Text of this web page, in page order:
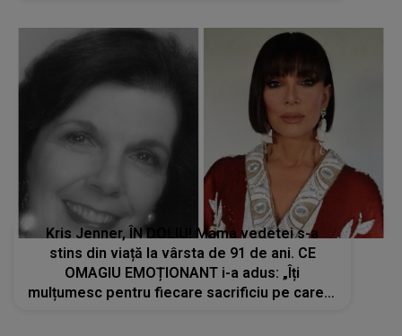
Kris Jenner, ÎN DOLIU! Mama vedetei s-a
stins din viață la vârsta de 91 de ani. CE
OMAGIU EMOȚIONANT i-a adus: „Îți
mulțumesc pentru fiecare sacrificiu pe care l-